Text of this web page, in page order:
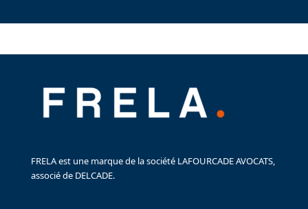
FRELA est une marque de la société LAFOURCADE AVOCATS,
associé de DELCADE.